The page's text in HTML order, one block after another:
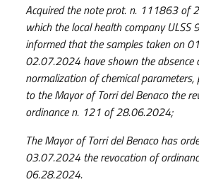
Acquired the note prot. n. 111863 of
which the local health company ULSS
informed that the samples taken on
02.07.2024 have shown the absence
normalization of chemical parameters,
to the Mayor of Torri del Benaco the
ordinance n. 121 of 28.06.2024;
The Mayor of Torri del Benaco has
03.07.2024 the revocation of
06.28.2024.